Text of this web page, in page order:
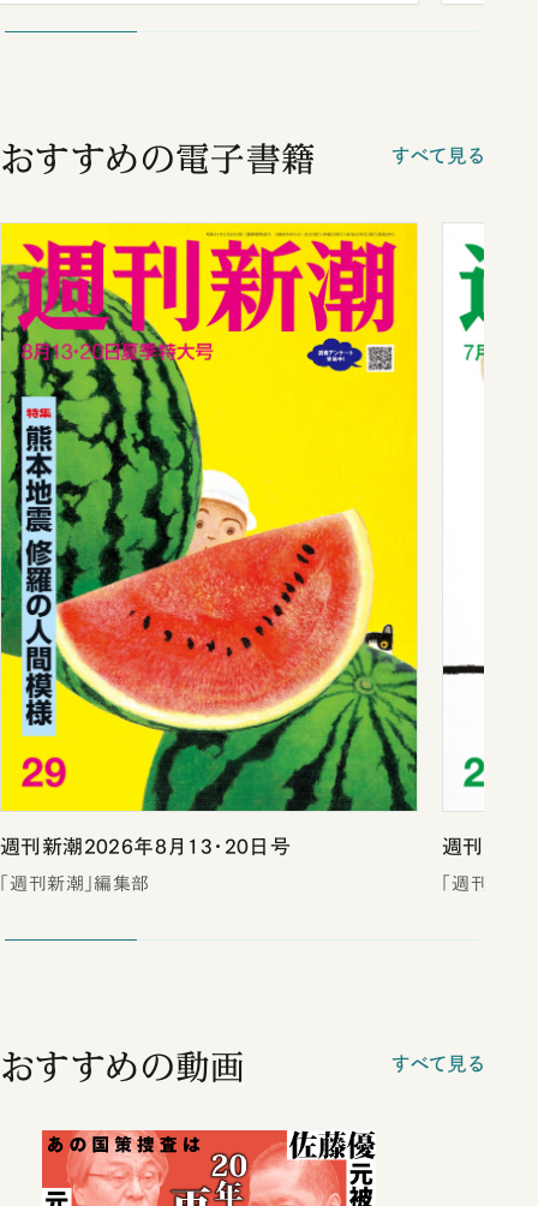
おすすめの電子書籍 すべて見る
週刊新潮2026年8月13・20日号
「週刊新潮」編集部
週刊新潮
「週刊新潮
おすすめの動画 すべて見る